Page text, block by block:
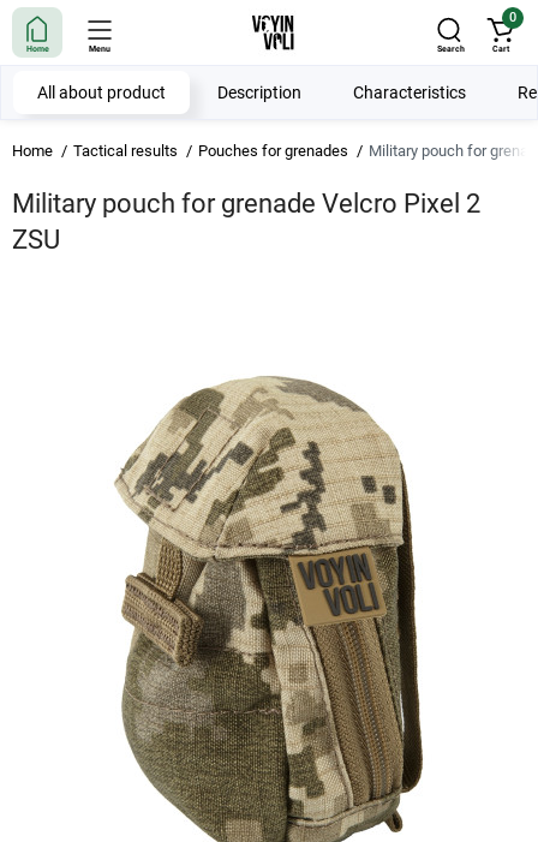
Home Menu Search
0
Cart
Home Tactical results Pouches for grenades Military pouch for
Military pouch for grenade Velcro Pixel 2
ZSU
All about product Description Characteristics